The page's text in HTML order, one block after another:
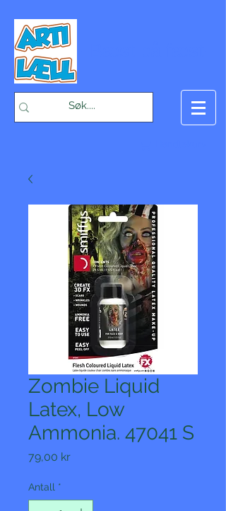
Zombie Liquid
Latex, Low
Ammonia. 47041 S
79,00 krPris
Antall *